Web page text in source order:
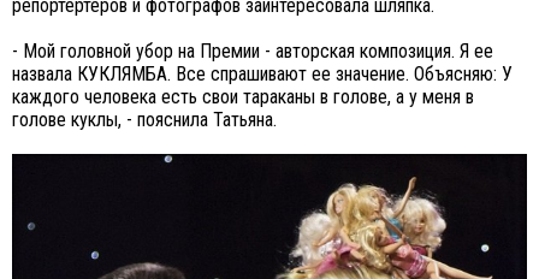
репортертеров и фотографов заинтересовала шляпка.
- Мой головной убор на Премии - авторская композиция. Я ее
назвала КУКЛЯМБА. Все спрашивают ее значение. Объясняю: У
каждого человека есть свои тараканы в голове, а у меня в
голове куклы, - пояснила Татьяна.